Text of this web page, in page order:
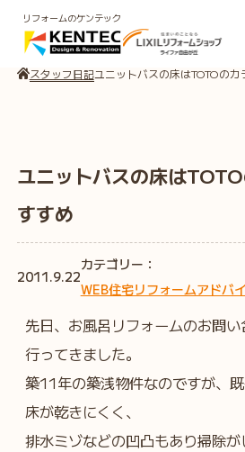
リフォームのケンテック
スタッフ日記ユニットバスの床はTOTOのカ
ユニットバスの床は
すすめ
2011.9.22
カテゴリー：
WEB住宅リフォームアド
先日、お風呂リフォームのお問
行ってきました。
築11年の築浅物件なのですが、
床が乾きにくく、
排水ミゾなどの凹凸もあり掃除